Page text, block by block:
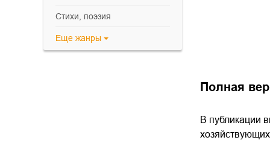
cтихи, поэзия
Еще жанры
Полная
В публикации